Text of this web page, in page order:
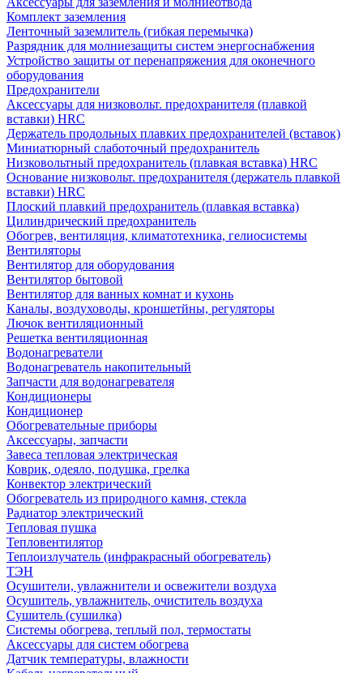
Комплект заземления
Ленточный заземлитель (гибкая перемычка)
Разрядник для молниезащиты систем энергоснабжения
Устройство защиты от перенапряжения для оконечного
оборудования
Предохранители
Аксессуары для низковольт. предохранителя (плавкой
вставки) HRC
Держатель продольных плавких предохранителей (вставок)
Миниатюрный слаботочный предохранитель
Низковольтный предохранитель (плавкая вставка) HRC
Основание низковольт. предохранителя (держатель плавкой
вставки) HRC
Плоский плавкий предохранитель (плавкая вставка)
Цилиндрический предохранитель
Обогрев, вентиляция, климатотехника, гелиосистемы
Вентиляторы
Вентилятор для оборудования
Вентилятор бытовой
Вентилятор для ванных комнат и кухонь
Каналы, воздуховоды, кроншетйны, регуляторы
Лючок вентиляционный
Решетка вентиляционная
Водонагреватели
Водонагреватель накопительный
Запчасти для водонагревателя
Кондиционеры
Кондиционер
Обогревательные приборы
Аксессуары, запчасти
Завеса тепловая электрическая
Коврик, одеяло, подушка, грелка
Конвектор электрический
Обогреватель из природного камня, стекла
Радиатор электрический
Тепловая пушка
Тепловентилятор
Теплоизлучатель (инфракрасный обогреватель)
ТЭН
Осушители, увлажнители и освежители воздуха
Осушитель, увлажнитель, очиститель воздуха
Сушитель (сушилка)
Системы обогрева, теплый пол, термостаты
Аксессуары для систем обогрева
Датчик температуры, влажности